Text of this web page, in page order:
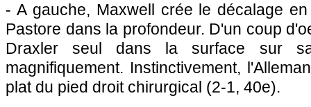
- A gauche, Maxwell crée le décalage
Pastore dans la profondeur. D'un coup
Draxler seul dans la surface sur
magnifiquement. Instinctivement,
plat du pied droit chirurgical (2-1, 40e).